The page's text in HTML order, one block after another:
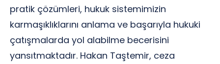
pratik çözümleri, hukuk sistemimizin
karmaşıklıklarını anlama ve başarıyla hukuki
çatışmalarda yol alabilme becerisini
yansıtmaktadır. Hakan Taştemir, ceza